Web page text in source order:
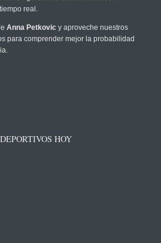
real.
Anna Petkovicy aproveche nuestros
para comprender mejor la probabilidad
HOY